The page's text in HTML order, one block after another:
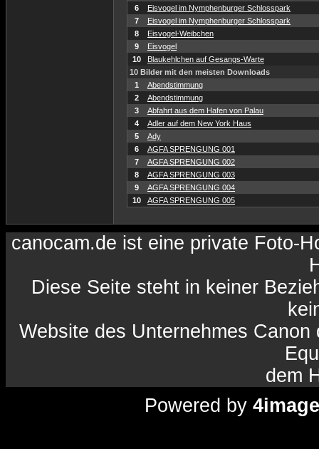
6
Eisvogel im Nymphenburger Schlosspark
7
Eisvogel im Nymphenburger Schlosspark
8
Eisvogel-Weibchen
9
Eisvogel
10
Blaukehlchen auf Gesangs-Warte
10 Bilder mit den meisten Downloads
1
Abendstimmung
2
Abendstimmung
3
Abfahrt aus dem Hafen von Palau
4
Adler auf dem New York Haus
5
Ady
6
AGFA SPRENGUNG 001
7
AGFA SPRENGUNG 002
8
AGFA SPRENGUNG 003
9
AGFA SPRENGUNG 004
10
AGFA SPRENGUNG 005
canocam.de ist eine private Foto-
Diese Seite steht in keiner
Website des Unternehmes
dem
Powered by